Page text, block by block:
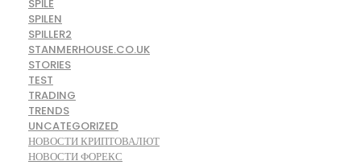
SPILE
SPILEN
SPILLER2
STANMERHOUSE.CO.UK
STORIES
TEST
TRADING
TRENDS
UNCATEGORIZED
НОВОСТИ КРИПТОВАЛЮТ
НОВОСТИ ФОРЕКС